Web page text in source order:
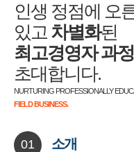
인생 정점에 오
있고 차별화된
최고경영자 과정
초대합니다.
NURTURING PROFESSIONALLY
FIELD BUSINESS.
01 소개